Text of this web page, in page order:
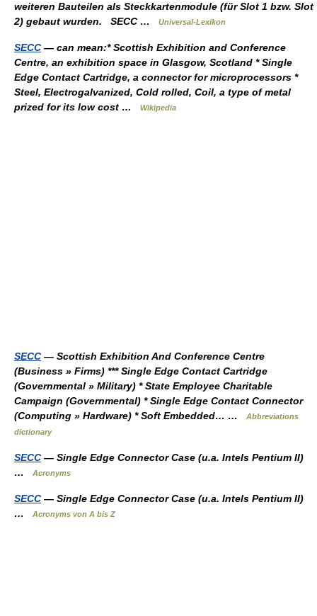
weiteren Bauteilen als Steckkartenmodule (für Slot 1 bzw. Slot
2) gebaut wurden. SECC …
Universal-Lexikon
SECC— can mean:* Scottish Exhibition and Conference
Centre, an exhibition space in Glasgow, Scotland * Single
Edge Contact Cartridge, a connector for microprocessors *
Steel, Electrogalvanized, Cold rolled, Coil, a type of metal
prized for its low cost …
Wikipedia
SECC— Scottish Exhibition And Conference Centre
(Business » Firms) *** Single Edge Contact Cartridge
(Governmental » Military) * State Employee Charitable
Campaign (Governmental) * Single Edge Contact Connector
(Computing » Hardware) * Soft Embedded… …
Abbreviations
dictionary
SECC— Single Edge Connector Case (u.a. Intels Pentium II)
…
Acronyms
SECC— Single Edge Connector Case (u.a. Intels Pentium II)
…
Acronyms von A bis Z